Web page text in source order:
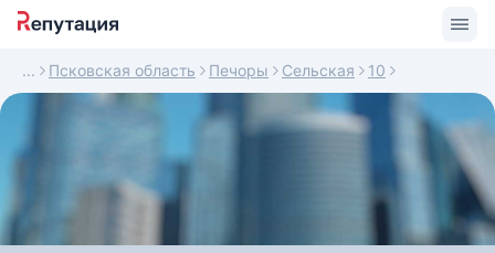
Псковская область Печоры Сельская 10